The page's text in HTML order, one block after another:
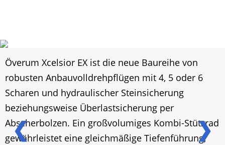
❮ ❯
Överum Xcelsior EX ist die neue Baureihe von
robusten Anbauvolldrehpflügen mit 4, 5 oder 6
Scharen und hydraulischer Steinsicherung
beziehungsweise Überlastsicherung per
Abscherbolzen. Ein großvolumiges Kombi-Stützrad
gewährleistet eine gleichmäßige Tiefenführung,